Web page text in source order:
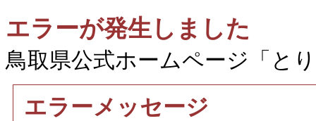
エラーが発生しました
鳥取県公式ホームページ「と
エラーメッセージ